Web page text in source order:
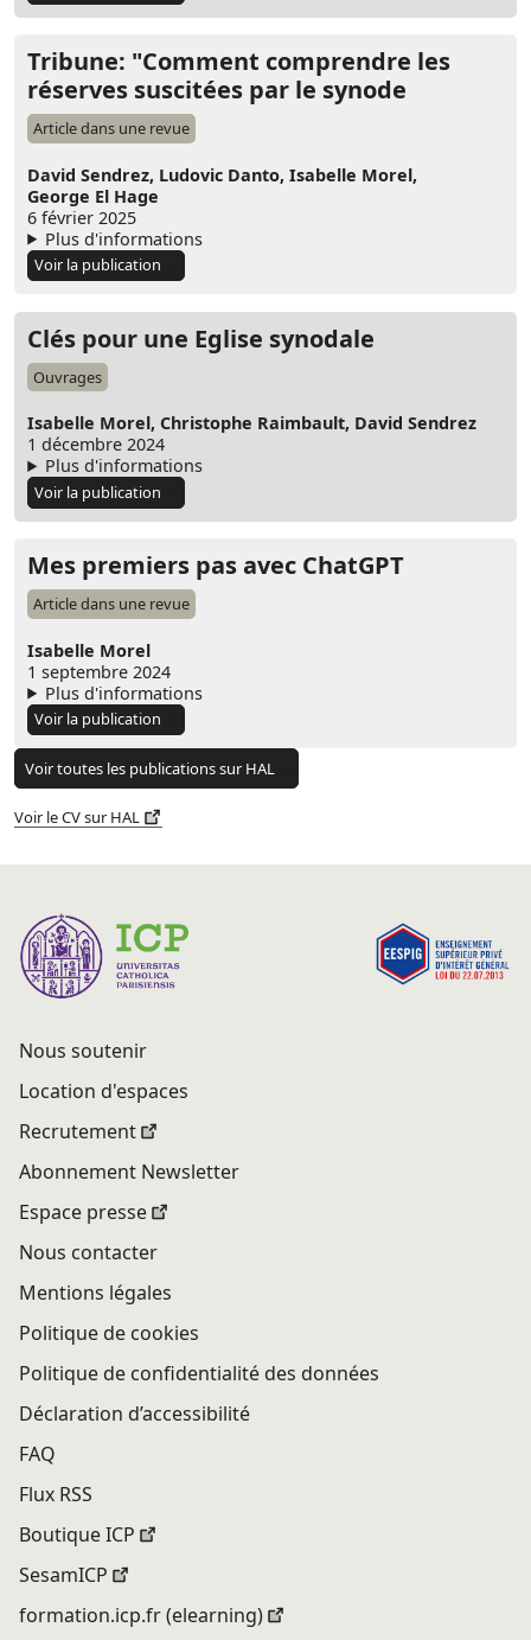
Tribune: "Comment comprendre les
réserves suscitées par le synode
Article dans une revue
David Sendrez, Ludovic Danto, Isabelle Morel,
George El Hage
6 février 2025
Plus d'informations
Voir la publication
Clés pour une Eglise synodale
Ouvrages
Isabelle Morel, Christophe Raimbault, David Sendrez
1 décembre 2024
Plus d'informations
Voir la publication
Mes premiers pas avec ChatGPT
Article dans une revue
Isabelle Morel
1 septembre 2024
Plus d'informations
Voir la publication
Voir toutes les publications sur HAL
Voir le CV sur HAL
Nous soutenir
Location d'espaces
Recrutement
Abonnement Newsletter
Espace presse
Nous contacter
Mentions légales
Politique de cookies
Politique de confidentialité des données
Déclaration d’accessibilité
FAQ
Flux RSS
Boutique ICP
SesamICP
formation.icp.fr (elearning)